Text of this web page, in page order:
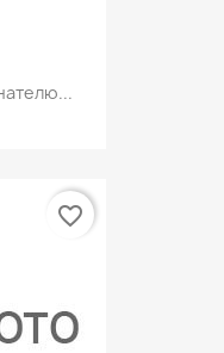
favorite_border